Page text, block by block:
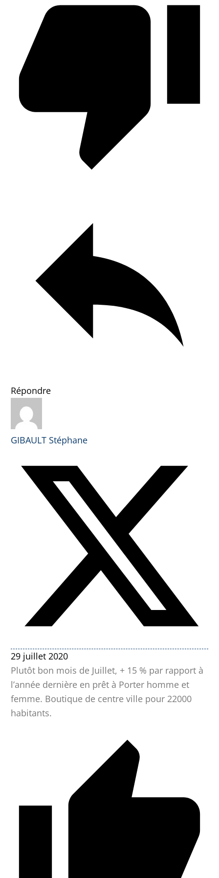
Répondre
GIBAULT Stéphane
29 juillet 2020
Plutôt bon mois de Juillet, + 15 % par rapport à
l’année dernière en prêt à Porter homme et
femme. Boutique de centre ville pour 22000
habitants.